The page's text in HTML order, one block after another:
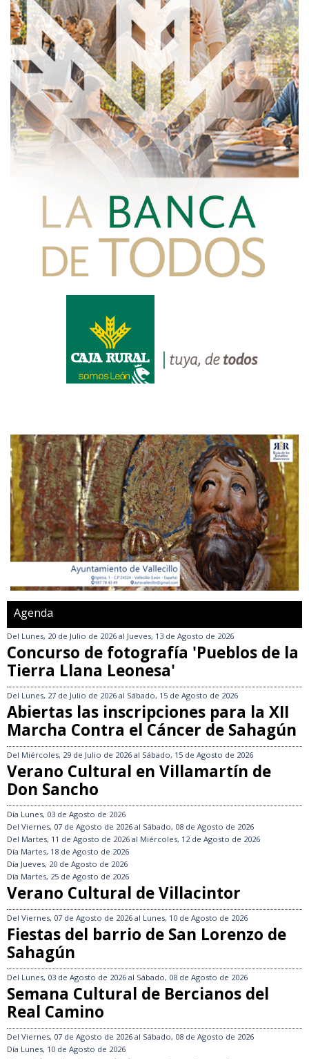
Agenda
Del Lunes, 20 de Julio de 2026 al Jueves, 13 de Agosto de 2026
Concurso de fotografía 'Pueblos de la
Tierra Llana Leonesa'
Del Lunes, 27 de Julio de 2026 al Sábado, 15 de Agosto de 2026
Abiertas las inscripciones para la XII
Marcha Contra el Cáncer de Sahagún
Del Miércoles, 29 de Julio de 2026 al Sábado, 15 de Agosto de 2026
Verano Cultural en Villamartín de
Don Sancho
Día Lunes, 03 de Agosto de 2026
Del Viernes, 07 de Agosto de 2026 al Sábado, 08 de Agosto de 2026
Del Martes, 11 de Agosto de 2026 al Miércoles, 12 de Agosto de 2026
Día Martes, 18 de Agosto de 2026
Día Jueves, 20 de Agosto de 2026
Día Martes, 25 de Agosto de 2026
Verano Cultural de Villacintor
Del Viernes, 07 de Agosto de 2026 al Lunes, 10 de Agosto de 2026
Fiestas del barrio de San Lorenzo de
Sahagún
Del Lunes, 03 de Agosto de 2026 al Sábado, 08 de Agosto de 2026
Semana Cultural de Bercianos del
Real Camino
Del Viernes, 07 de Agosto de 2026 al Sábado, 08 de Agosto de 2026
Día Lunes, 10 de Agosto de 2026